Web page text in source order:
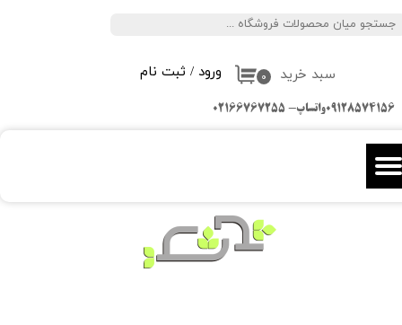
ورود / ثبت نام
تغییر گذر واژه
سفارشات
خروج از حساب کاربری
۰ سبد خرید